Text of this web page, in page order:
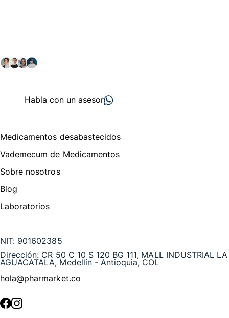
Habla con un asesor
Medicamentos desabastecidos
Vademecum de Medicamentos
Sobre nosotros
Blog
Laboratorios
NIT: 901602385
Dirección: CR 50 C 10 S 120 BG 111, MALL INDUSTRIAL LA
AGUACATALA, Medellín - Antioquia, COL
hola@pharmarket.co